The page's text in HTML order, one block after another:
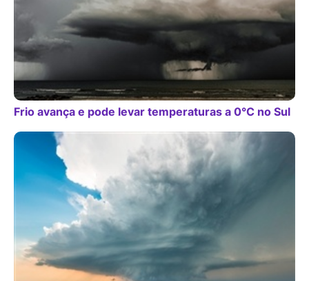
Frio avança e pode levar temperaturas a 0°C no Sul